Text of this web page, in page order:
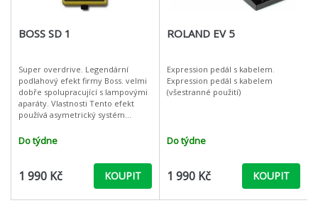
BOSS SD 1
Super overdrive. Legendární
podlahový efekt firmy Boss. velmi
dobře spolupracující s lampovými
aparáty. Vlastnosti Tento efekt
používá asymetrický systém
produkovat hladké oerdrive zkresl
Do týdne
1 990 Kč KOUPIT
ROLAND EV 5
Expression pedál s kabelem.
Expression pedál s kabelem
(všestranné použití)
Do týdne
1 990 Kč KOUPIT